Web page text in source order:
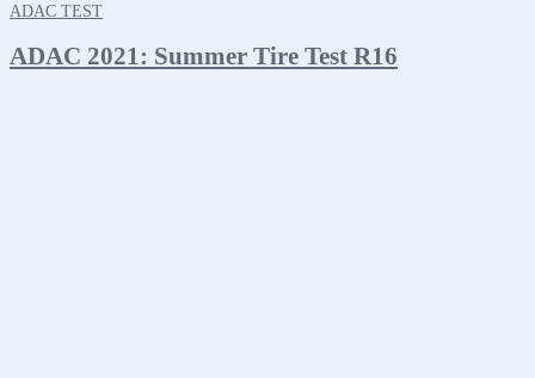
ADAC TEST
ADAC 2021: Summer Tire Test R16